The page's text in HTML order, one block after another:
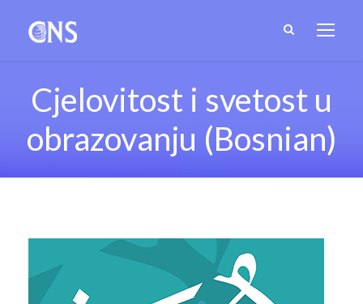
Cjelovitost i svetost u
obrazovanju (Bosnian)